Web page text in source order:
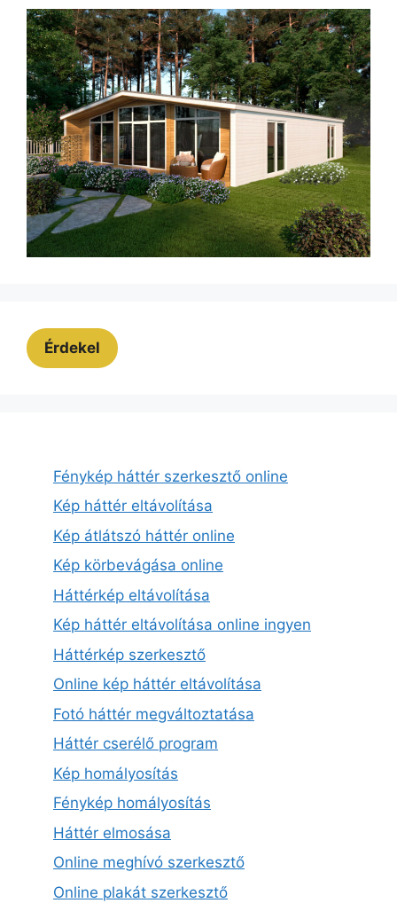
Érdekel
Fénykép háttér szerkesztő online
Kép háttér eltávolítása
Kép átlátszó háttér online
Kép körbevágása online
Háttérkép eltávolítása
Kép háttér eltávolítása online ingyen
Háttérkép szerkesztő
Online kép háttér eltávolítása
Fotó háttér megváltoztatása
Háttér cserélő program
Kép homályosítás
Fénykép homályosítás
Háttér elmosása
Online meghívó szerkesztő
Online plakát szerkesztő